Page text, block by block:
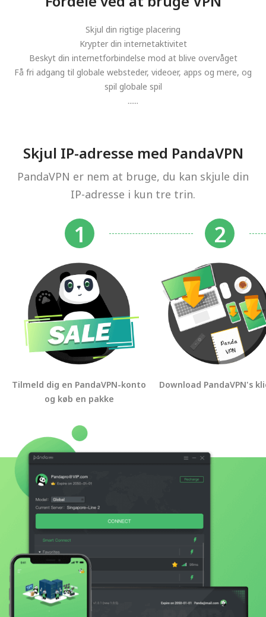
Skjul din rigtige placering
Krypter din internetaktivitet
Beskyt din internetforbindelse mod at blive overvåget
Få fri adgang til globale websteder, videoer, apps og mere, og
spil globale spil
......
Skjul IP-adresse med PandaVPN
PandaVPN er nem at bruge, du kan skjule din
IP-adresse i kun tre trin.
Tilmeld dig en PandaVPN-konto
og køb en pakke
Download PandaVPN's